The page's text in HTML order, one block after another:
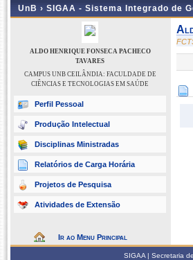
UnB › SIGAA - Sistema Integrado de
ALDO HENRIQUE FONSECA PACHECO
TAVARES
CAMPUS UNB CEILÂNDIA: FACULDADE DE
CIÊNCIAS E TECNOLOGIAS EM SAÚDE
Perfil Pessoal
Produção Intelectual
Disciplinas Ministradas
Relatórios de Carga Horária
Projetos de Pesquisa
Atividades de Extensão
Ir ao Menu Principal
SIGAA | Secretaria